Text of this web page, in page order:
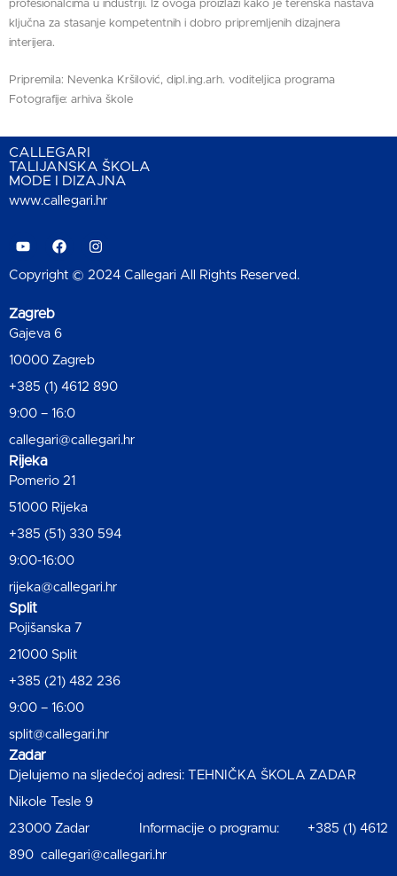
profesionalcima u industriji. Iz ovoga proizlazi kako je terenska nastava
ključna za stasanje kompetentnih i dobro pripremljenih dizajnera
interijera.
Pripremila: Nevenka Kršilović, dipl.ing.arh. voditeljica programa
Fotografije: arhiva škole
CALLEGARI
TALIJANSKA ŠKOLA
MODE I DIZAJNA
www.callegari.hr
Copyright © 2024 Callegari All Rights Reserved.
Zagreb
Gajeva 6
10000 Zagreb
+385 (1) 4612 890
9:00 – 16:0
callegari@callegari.hr
Rijeka
Pomerio 21
51000 Rijeka
+385 (51) 330 594
9:00-16:00
rijeka@callegari.hr
Split
Pojišanska 7
21000 Split
+385 (21) 482 236
9:00 – 16:00
split@callegari.hr
Zadar
Djelujemo na sljedećoj adresi: TEHNIČKA ŠKOLA ZADAR
Nikole Tesle 9
23000 Zadar Informacije o programu: +385 (1) 4612
890 callegari@callegari.hr